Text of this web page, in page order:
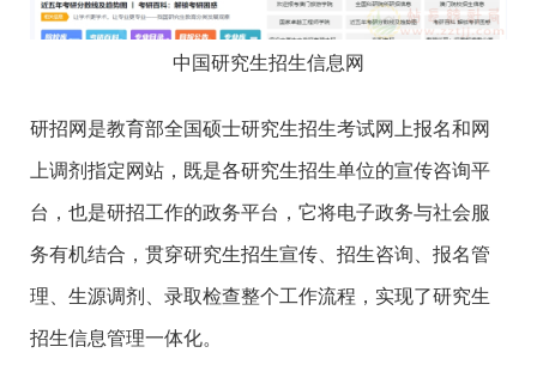
中国研究生招生信息网
研招网是教育部全国硕士研究生招生考试网上报名和网
上调剂指定网站，既是各研究生招生单位的宣传咨询平
台，也是研招工作的政务平台，它将电子政务与社会服
务有机结合，贯穿研究生招生宣传、招生咨询、报名管
理、生源调剂、录取检查整个工作流程，实现了研究生
招生信息管理一体化。